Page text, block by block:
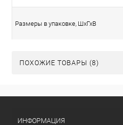
Размеры в упаковке, ШхГхВ
ПОХОЖИЕ ТОВАРЫ (8)
ИНФОРМАЦИЯ